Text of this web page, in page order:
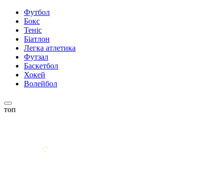
Футбол
Бокс
Теніс
Біатлон
Легка атлетика
Футзал
Баскетбол
Хокей
Волейбол
топ